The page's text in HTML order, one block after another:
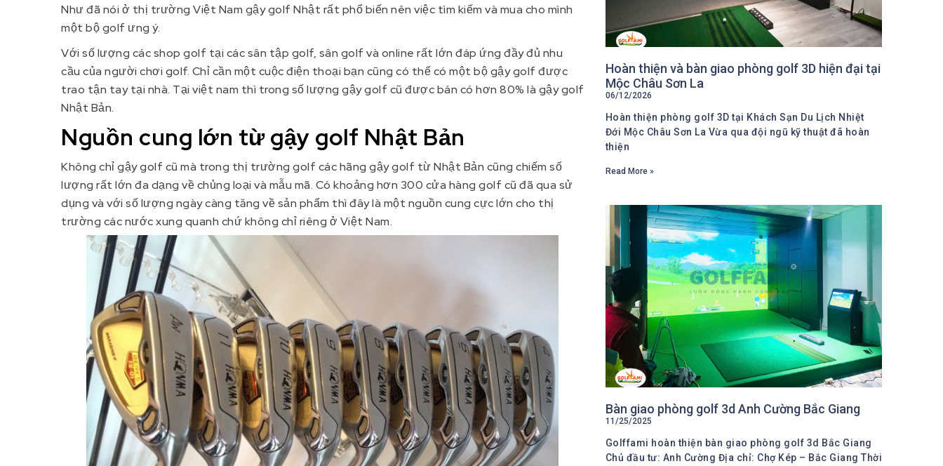
Như đã nói ở thị trường Việt Nam gậy golf Nhật rất phổ biến nên việc tìm kiếm và mua cho mình
một bộ golf ưng ý.
Với số lượng các shop golf tại các sân tập golf, sân golf và online rất lớn đáp ứng đầy đủ nhu
cầu của người chơi golf. Chỉ cần một cuộc điện thoại bạn cũng có thể có một bộ gậy golf được
trao tận tay tại nhà. Tại việt nam thì trong số lượng gậy golf cũ được bán có hơn 80% là gậy golf
Nhật Bản.
Nguồn cung lớn từ gậy golf Nhật Bản
Không chỉ gậy golf cũ mà trong thị trường golf các hãng gậy golf từ Nhật Bản cũng chiếm số
lượng rất lớn đa dạng về chủng loại và mẫu mã. Có khoảng hơn 300 cửa hàng golf cũ đã qua sử
dụng và với số lượng ngày càng tăng về sản phẩm thì đây là một nguồn cung cực lớn cho thị
trường các nước xung quanh chứ không chỉ riêng ở Việt Nam.
Hoàn thiện và bàn giao phòng golf 3D hiện đại tại
Mộc Châu Sơn La
06/12/2026
Hoàn thiện phòng golf 3D tại Khách Sạn Du Lịch Nhiệt
Đới Mộc Châu Sơn La Vừa qua đội ngũ kỹ thuật đã hoàn
thiện
Read More »
Bàn giao phòng golf 3d Anh Cường Bắc Giang
11/25/2025
Golffami hoàn thiện bàn giao phòng golf 3d Bắc Giang
Chủ đầu tư: Anh Cường Địa chỉ: Chợ Kép – Bắc Giang Thời